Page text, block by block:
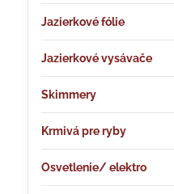
Jazierkové fólie
Jazierkové vysávače
Skimmery
Krmivá pre ryby
Osvetlenie/ elektro